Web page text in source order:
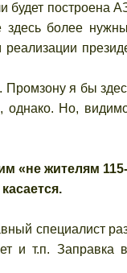
построена
здесь более
я бы
Но,
«не жителям
касается.
специалист
и т.п.